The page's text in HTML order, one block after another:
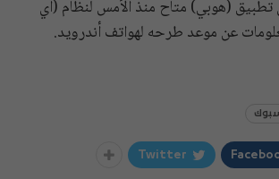
تطبيق (هوبي) متاح منذ الأمس لنظام (آي
عن موعد طرحه لهواتف أندرويد.
Twitter